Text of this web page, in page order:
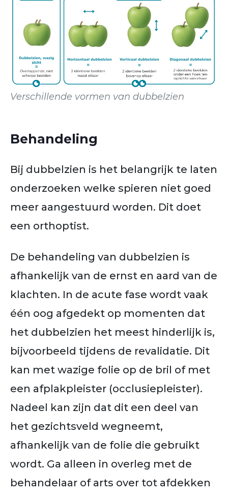
Verschillende vormen van dubbelzien
Behandeling
Bij dubbelzien is het belangrijk te laten
onderzoeken welke spieren niet goed
meer aangestuurd worden. Dit doet
een orthoptist.
De behandeling van dubbelzien is
afhankelijk van de ernst en aard van de
klachten. In de acute fase wordt vaak
één oog afgedekt op momenten dat
het dubbelzien het meest hinderlijk is,
bijvoorbeeld tijdens de revalidatie. Dit
kan met wazige folie op de bril of met
een afplakpleister (occlusiepleister).
Nadeel kan zijn dat dit een deel van
het gezichtsveld wegneemt,
afhankelijk van de folie die gebruikt
wordt. Ga alleen in overleg met de
behandelaar of arts over tot afdekken